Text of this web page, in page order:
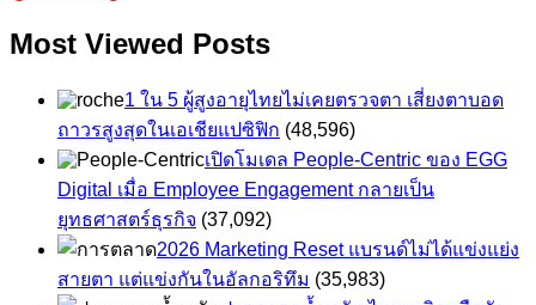
Most Viewed Posts
1 ใน 5 ผู้สูงอายุไทยไม่เคยตรวจตา เสี่ยงตาบอด
ถาวรสูงสุดในเอเชียแปซิฟิก (48,596)
เปิดโมเดล People-Centric ของ EGG
Digital เมื่อ Employee Engagement กลายเป็น
ยุทธศาสตร์ธุรกิจ (37,092)
2026 Marketing Reset แบรนด์ไม่ได้แข่งแย่ง
สายตา แต่แข่งกันในอัลกอริทึม (35,983)